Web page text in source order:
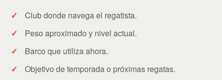
Club donde navega el regatista.
Peso aproximado y nivel actual.
Barco que utiliza ahora.
Objetivo de temporada o próximas regatas.